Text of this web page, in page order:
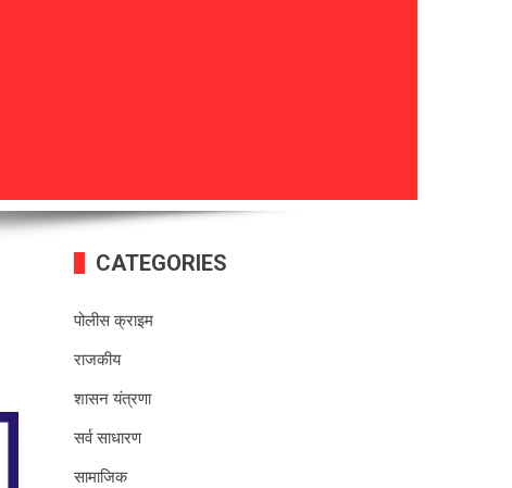
CATEGORIES
पोलीस क्राइम
राजकीय
शासन यंत्रणा
सर्व साधारण
सामाजिक